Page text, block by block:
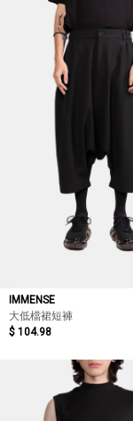
IMMENSE
大低檔裙短褲
$ 104.98